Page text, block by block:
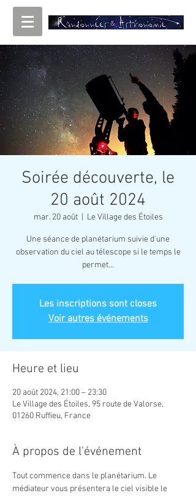
Soirée découverte, le
20 août 2024
mar. 20 août
  |
Le Village des Étoiles
Une séance de planétarium suivie d'une
observation du ciel au télescope si le temps le
permet...
Les inscriptions sont closes
Voir autres événements
Heure et lieu
20 août 2024, 21:00 – 23:30
Le Village des Étoiles, 95 route de Valorse,
01260 Ruffieu, France
À propos de l'événement
Tout commence dans le planétarium. Le
médiateur vous présentera le ciel visible le